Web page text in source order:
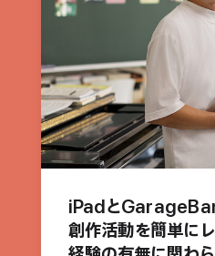
iPadと
創作活動を簡単に